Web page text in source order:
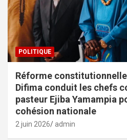
POLITIQUE
Réforme
Difima conduit les chefs
pasteur Ejiba Yamampia
cohésion nationale
2 juin 2026 admin